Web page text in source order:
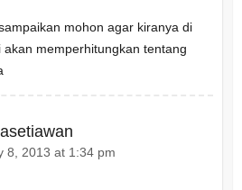
mohon agar kiranya di
akan memperhitungkan tentang
8, 2013 at 1:34 pm